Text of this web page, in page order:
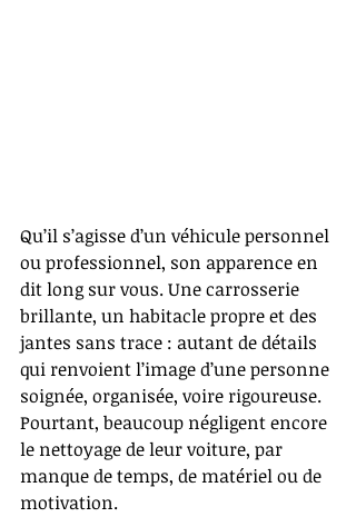
Qu’il s’agisse d’un véhicule personnel
ou professionnel, son apparence en
dit long sur vous. Une carrosserie
brillante, un habitacle propre et des
jantes sans trace : autant de détails
qui renvoient l’image d’une personne
soignée, organisée, voire rigoureuse.
Pourtant, beaucoup négligent encore
le nettoyage de leur voiture, par
manque de temps, de matériel ou de
motivation.